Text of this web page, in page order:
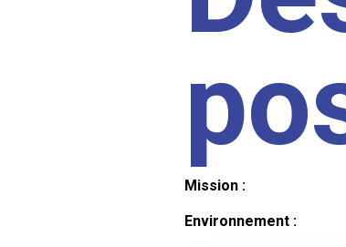
Mission :
Environnement :